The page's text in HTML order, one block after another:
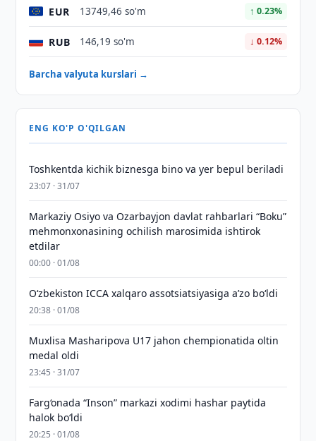
EUR 13749,46 so'm ↑ 0.23%
RUB 146,19 so'm ↓ 0.12%
Barcha valyuta kurslari →
ENG KO'P O'QILGAN
Toshkentda kichik biznesga bino va yer bepul beriladi
23:07 · 31/07
Markaziy Osiyo va Ozarbayjon davlat rahbarlari “Boku”
mehmonxonasining ochilish marosimida ishtirok
etdilar
00:00 · 01/08
O‘zbekiston ICCA xalqaro assotsiatsiyasiga aʼzo bo‘ldi
20:38 · 01/08
Muxlisa Masharipova U17 jahon chempionatida oltin
medal oldi
23:45 · 31/07
Farg‘onada “Inson” markazi xodimi hashar paytida
halok bo‘ldi
20:25 · 01/08